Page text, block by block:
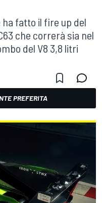
fatto il fire up del
che correrà sia nel
del V8 3,8 litri
PREFERITA